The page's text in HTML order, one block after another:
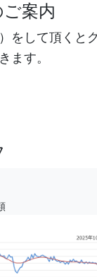
案内
をして頂くと
ます。